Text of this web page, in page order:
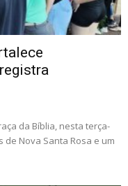
da Bíblia, nesta terça-
Nova Santa Rosa e um